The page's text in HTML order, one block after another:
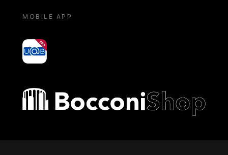
MOBILE APP
yoU@B
Bocconi shop